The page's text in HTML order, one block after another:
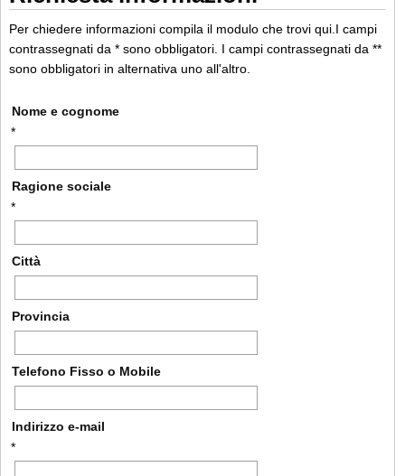
Per chiedere informazioni compila il modulo che trovi qui.I campi
contrassegnati da * sono obbligatori. I campi contrassegnati da **
sono obbligatori in alternativa uno all'altro.
Nome e cognome
*
Ragione sociale
*
Città
Provincia
Telefono Fisso o Mobile
Indirizzo e-mail
*